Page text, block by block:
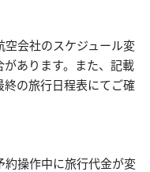
会社のスケジュール変
あります。また、記載
の旅行日程表にてご確
操作中に旅行代金が変